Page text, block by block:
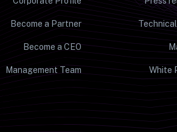
White
Become a Partner
Become a CEO
Management Team